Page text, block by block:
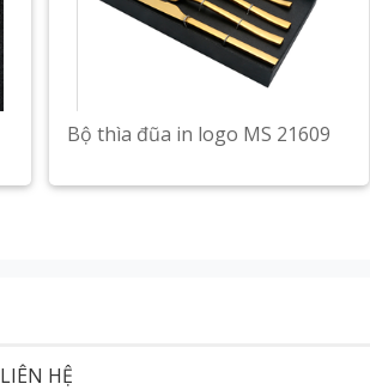
Bộ thìa đũa in logo MS 21609
LIÊN HỆ